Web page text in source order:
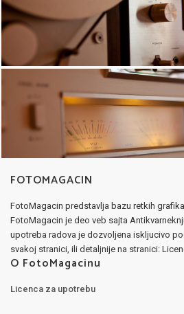
FOTOMAGACIN
FotoMagacin predstavlja bazu retkih
FotoMagacin je deo veb sajta
upotreba radova je dozvoljena iskljucivo
svakoj stranici, ili detaljnije na stranici:
O FotoMagacinu
Licenca za upotrebu